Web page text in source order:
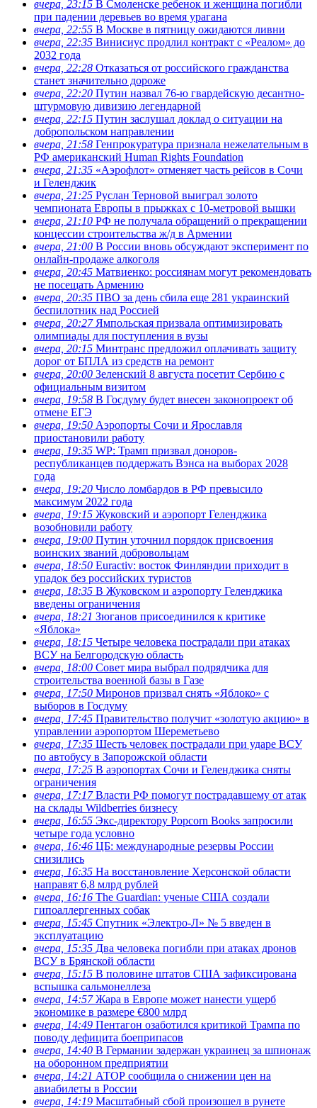
вчера, 23:15 В Смоленске ребенок и женщина погибли
при падении деревьев во время урагана
вчера, 22:55 В Москве в пятницу ожидаются ливни
вчера, 22:35 Винисиус продлил контракт с «Реалом» до
2032 года
вчера, 22:28 Отказаться от российского гражданства
станет значительно дороже
вчера, 22:20 Путин назвал 76-ю гвардейскую десантно-
штурмовую дивизию легендарной
вчера, 22:15 Путин заслушал доклад о ситуации на
добропольском направлении
вчера, 21:58 Генпрокуратура признала нежелательным в
РФ американский Human Rights Foundation
вчера, 21:35 «Аэрофлот» отменяет часть рейсов в Сочи
и Геленджик
вчера, 21:25 Руслан Терновой выиграл золото
чемпионата Европы в прыжках с 10-метровой вышки
вчера, 21:10 РФ не получала обращений о прекращении
концессии строительства ж/д в Армении
вчера, 21:00 В России вновь обсуждают эксперимент по
онлайн-продаже алкоголя
вчера, 20:45 Матвиенко: россиянам могут рекомендовать
не посещать Армению
вчера, 20:35 ПВО за день сбила еще 281 украинский
беспилотник над Россией
вчера, 20:27Ямпольская призвала оптимизировать
олимпиады для поступления в вузы
вчера, 20:15 Минтранс предложил оплачивать защиту
дорог от БПЛА из средств на ремонт
вчера, 20:00 Зеленский 8 августа посетит Сербию с
официальным визитом
вчера, 19:58 В Госдуму будет внесен законопроект об
отмене ЕГЭ
вчера, 19:50 Аэропорты Сочи и Ярославля
приостановили работу
вчера, 19:35 WP: Трамп призвал доноров-
республиканцев поддержать Вэнса на выборах 2028
года
вчера, 19:20 Число ломбардов в РФ превысило
максимум 2022 года
вчера, 19:15 Жуковский и аэропорт Геленджика
возобновили работу
вчера, 19:00 Путин уточнил порядок присвоения
воинских званий добровольцам
вчера, 18:50 Euractiv: восток Финляндии приходит в
упадок без российских туристов
вчера, 18:35 В Жуковском и аэропорту Геленджика
введены ограничения
вчера, 18:21 Зюганов присоединился к критике
«Яблока»
вчера, 18:15 Четыре человека пострадали при атаках
ВСУ на Белгородскую область
вчера, 18:00 Совет мира выбрал подрядчика для
строительства военной базы в Газе
вчера, 17:50 Миронов призвал снять «Яблоко» с
выборов в Госдуму
вчера, 17:45 Правительство получит «золотую акцию» в
управлении аэропортом Шереметьево
вчера, 17:35 Шесть человек пострадали при ударе ВСУ
по автобусу в Запорожской области
вчера, 17:25 В аэропортах Сочи и Геленджика сняты
ограничения
вчера, 17:17Власти РФ помогут пострадавшему от атак
на склады Wildberries бизнесу
вчера, 16:55 Экс-директору Popcorn Books запросили
четыре года условно
вчера, 16:46 ЦБ: международные резервы России
снизились
вчера, 16:35 На восстановление Херсонской области
направят 6,8 млрд рублей
вчера, 16:16 The Guardian: ученые США создали
гипоаллергенных собак
вчера, 15:45 Спутник «Электро-Л» № 5 введен в
эксплуатацию
вчера, 15:35 Два человека погибли при атаках дронов
ВСУ в Брянской области
вчера, 15:15 В половине штатов США зафиксирована
вспышка сальмонеллеза
вчера, 14:57Жара в Европе может нанести ущерб
экономике в размере €800 млрд
вчера, 14:49 Пентагон озаботился критикой Трампа по
поводу дефицита боеприпасов
вчера, 14:40 В Германии задержан украинец за шпионаж
на оборонном предприятии
вчера, 14:21 АТОР сообщила о снижении цен на
авиабилеты в России
вчера, 14:19 Масштабный сбой произошел в рунете